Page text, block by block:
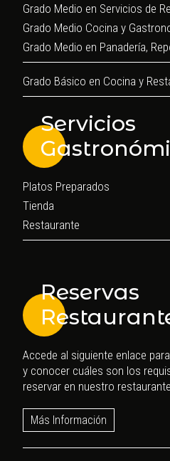
Grado Medio en Servicios de
Grado Medio Cocina y
Grado Medio en Panadería,
Grado Básico en Cocina y
Servicios
Platos Preparados
Tienda
Restaurante
Reservas
Accede al siguiente enlace
y conocer cuáles son los
reservar en nuestro restaurante.
Más Información